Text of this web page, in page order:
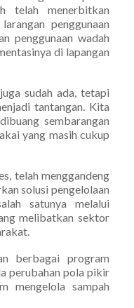
telah menerbitkan
penggunaan
penggunaan wadah
di lapangan
sudah ada, tetapi
tantangan. Kita
sembarangan
yang masih cukup
telah menggandeng
solusi pengelolaan
satunya melalui
melibatkan sektor
berbagai program
perubahan pola pikir
mengelola sampah